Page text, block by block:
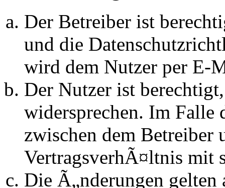
Der Betreiber ist
und die
wird dem Nutzer per E-
Der Nutzer ist
widersprechen. Im Falle
zwischen dem Betreiber
VertragsverhÃ¤ltnis mit
Die Ã„nderungen